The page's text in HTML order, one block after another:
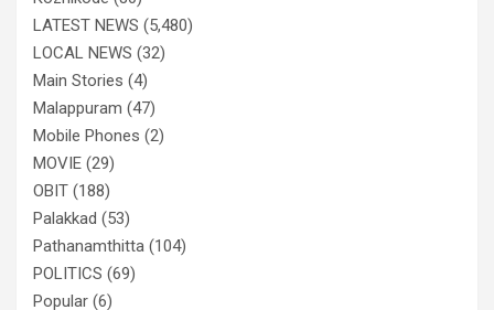
LATEST NEWS (5,480)
LOCAL NEWS (32)
Main Stories (4)
Malappuram (47)
Mobile Phones (2)
MOVIE (29)
OBIT (188)
Palakkad (53)
Pathanamthitta (104)
POLITICS (69)
Popular (6)